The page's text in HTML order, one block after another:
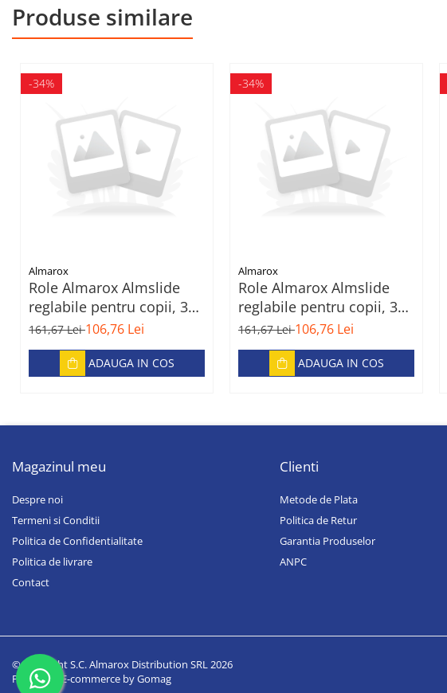
Produse similare
-34%
Almarox
Role Almarox Almslide
reglabile pentru copii, 31-
34, Albastru
161,67 Lei106,76 Lei
ADAUGA IN COS
-34%
Almarox
Role Almarox Almslide
reglabile pentru copii, 35-
38, Albastru
161,67 Lei106,76 Lei
ADAUGA IN COS
Magazinul meu
Despre noi
Termeni si Conditii
Politica de Confidentialitate
Politica de livrare
Contact
Clienti
Metode de Plata
Politica de Retur
Garantia Produselor
ANPC
©Copyright S.C. Almarox Distribution SRL 2026
Platforma E-commerce by Gomag